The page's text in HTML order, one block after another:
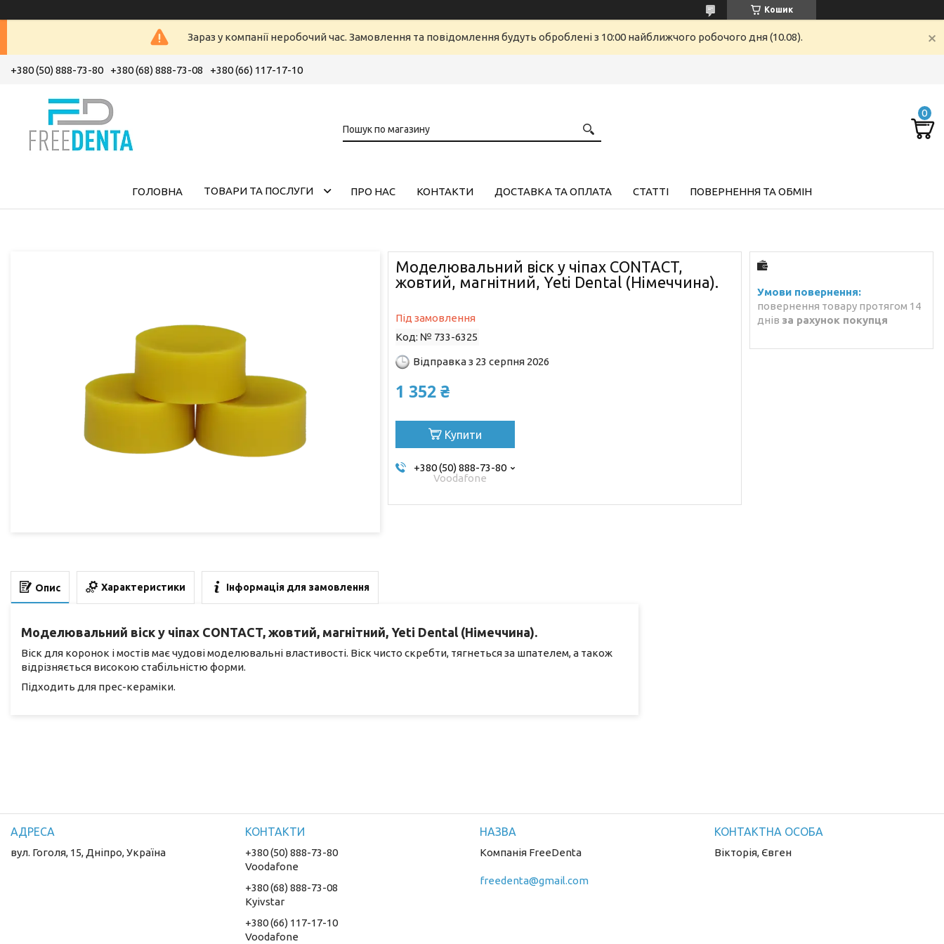
Кошик
Зараз у компанії неробочий час. Замовлення та повідомлення будуть оброблені з 10:00 найближчого робочого дня (10.08).
+380 (50) 888-73-80 +380 (68) 888-73-08 +380 (66) 117-17-10
ГОЛОВНА ТОВАРИ ТА ПОСЛУГИ ПРО НАС КОНТАКТИ ДОСТАВКА ТА ОПЛАТА СТАТТІ ПОВЕРНЕННЯ ТА ОБМІН
Моделювальний віск у чіпах CONTACT,
жовтий, магнітний, Yeti Dental (Німеччина).
Під замовлення
Код: № 733-6325
Відправка з 23 серпня 2026
1 352 ₴
Купити
+380 (50) 888-73-80
Voodafone
повернення товару протягом 14
днів за рахунок покупця
Опис Характеристики Інформація для замовлення
Моделювальний віск у чіпах CONTACT, жовтий, магнітний, Yeti Dental (Німеччина).
Віск для коронок і мостів має чудові моделювальні властивості. Віск чисто скребти, тягнеться за шпателем, а також
відрізняється високою стабільністю форми.
Підходить для прес-кераміки.
вул. Гоголя, 15, Дніпро, Україна
+380 (50) 888-73-80
Voodafone
+380 (68) 888-73-08
Kyivstar
+380 (66) 117-17-10
Voodafone
Компанія FreeDenta
freedenta@gmail.com
Вікторія, Євген